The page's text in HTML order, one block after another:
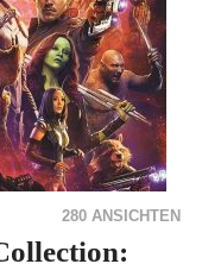
280 ANSICHTEN